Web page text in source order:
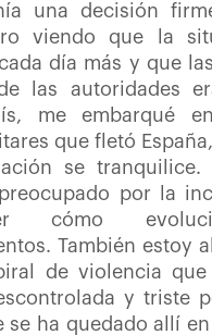
una decisión
viendo que la
día más y que
las autoridades
me embarqué
que fletó
se tranquilice.
por la
cómo
También estoy
de violencia
y triste
se ha quedado allí